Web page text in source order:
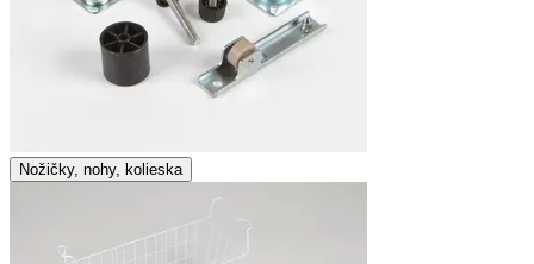
Nožičky, nohy, kolieska